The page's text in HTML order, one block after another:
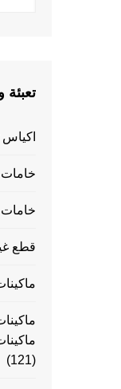
تعبئة
اكياس
خامات
قطع
(121)